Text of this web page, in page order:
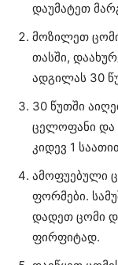
დაუმატეთ
მოზილეთ
თასში,
ადგილას 30
30 წუთში
ცელოფანი და
კიდევ 1
ამოფუებული
ფორმები.
დადეთ ცომი
ფირფიტად.